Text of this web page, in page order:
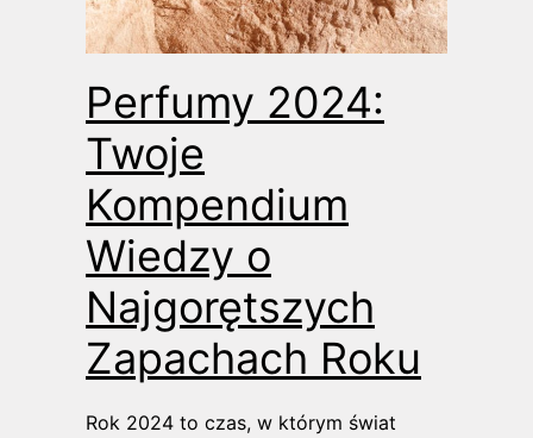
Perfumy 2024:
Twoje
Kompendium
Wiedzy o
Najgorętszych
Zapachach Roku
Rok 2024 to czas, w którym świat